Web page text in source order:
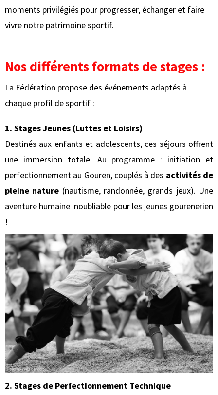
moments privilégiés pour progresser, échanger et faire
vivre notre patrimoine sportif.
Nos différents formats de stages :
La Fédération propose des événements adaptés à
chaque profil de sportif :
1. Stages Jeunes (Luttes et Loisirs)
Destinés aux enfants et adolescents, ces séjours offrent
une immersion totale. Au programme : initiation et
perfectionnement au Gouren, couplés à des activités de
pleine nature (nautisme, randonnée, grands jeux). Une
aventure humaine inoubliable pour les jeunes gourenerien
!
2. Stages de Perfectionnement Technique